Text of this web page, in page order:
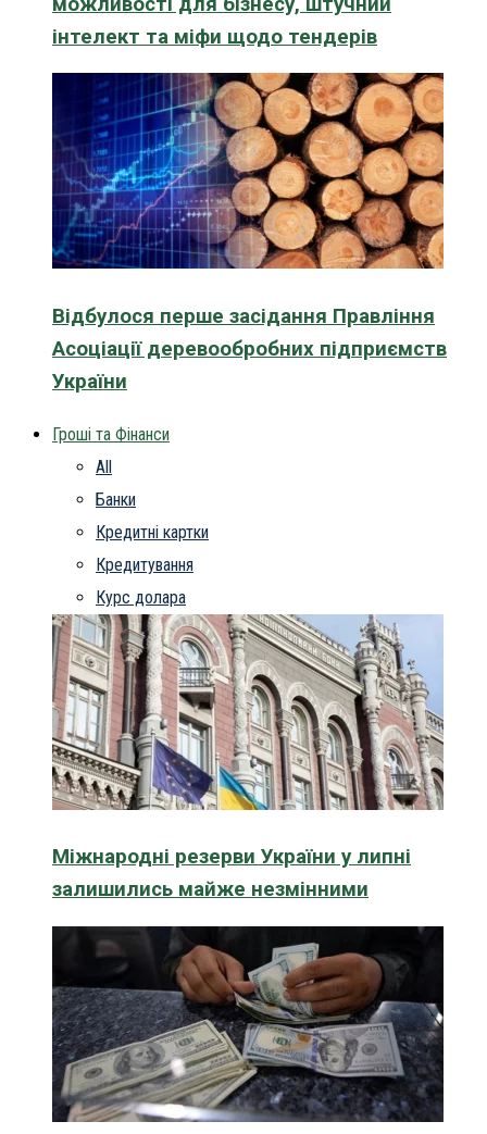
інтелект та міфи щодо тендерів
Відбулося перше засідання Правління
Асоціації деревообробних підприємств
України
Гроші та Фінанси
All
Банки
Кредитні картки
Кредитування
Курс долара
Міжнародні резерви України у липні
залишились майже незмінними